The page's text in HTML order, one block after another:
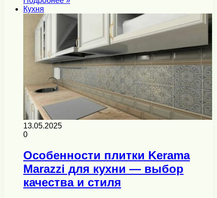
Кухня
13.05.2025
0
Особенности плитки Kerama
Marazzi для кухни — выбор
качества и стиля